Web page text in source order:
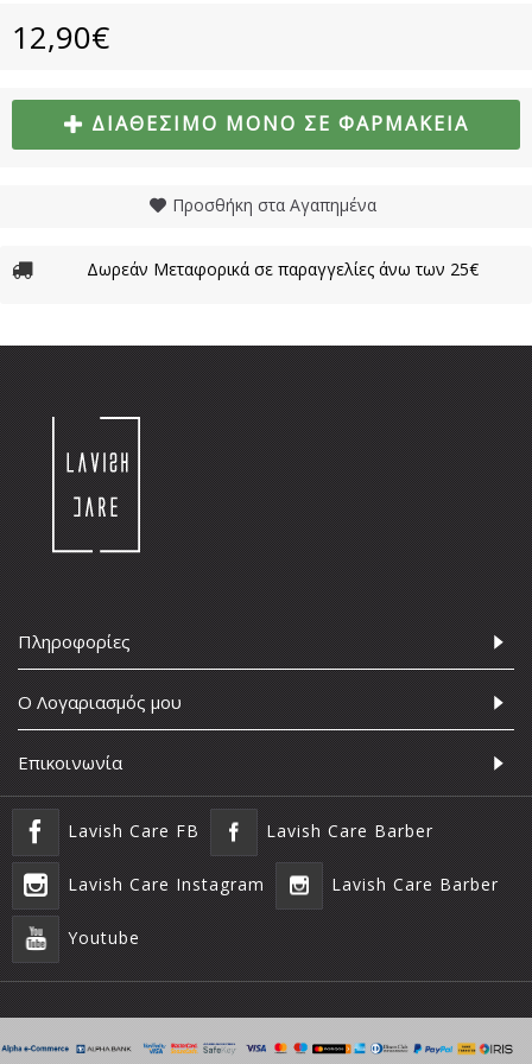
12,90€
ΔΙΑΘΈΣΙΜΟ ΜΌΝΟ ΣΕ ΦΑΡΜΑΚΕΊΑ
Προσθήκη στα Αγαπημένα
Δωρεάν Μεταφορικά σε παραγγελίες άνω των 25€
Πληροφορίες
Ο Λογαριασμός μου
Επικοινωνία
Lavish Care FB Lavish Care Barber
Lavish Care Instagram Lavish Care Barber
Youtube